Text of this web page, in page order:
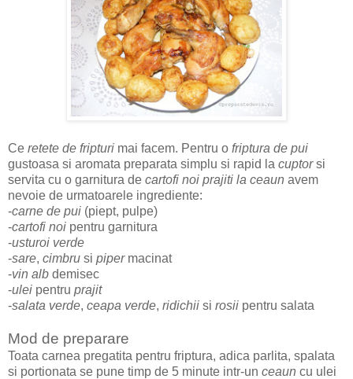
Ce retete de fripturi mai facem. Pentru o friptura de pui
gustoasa si aromata preparata simplu si rapid la cuptorsi
servita cu o garnitura de cartofi noi prajiti la ceaun avem
nevoie de urmatoarele ingrediente:
-carne de pui (piept, pulpe)
-cartofi noi pentru garnitura
-usturoi verde
-sare, cimbru si pipermacinat
-vin alb demisec
-ulei pentru prajit
-salata verde, ceapa verde, ridichii si rosii pentru salata
Mod de preparare
Toata carnea pregatita pentru friptura, adica parlita, spalata
si portionata se pune timp de 5 minute intr-un ceaun cu ulei